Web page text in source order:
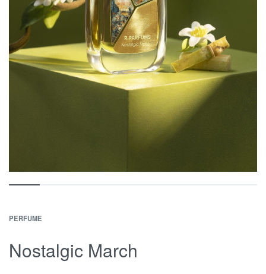
PERFUME
Nostalgic March